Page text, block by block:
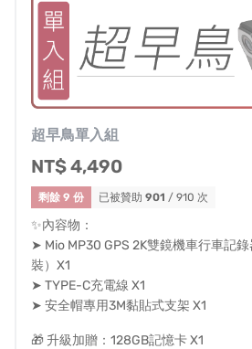
超早鳥單入組
NT$ 4,490
剩餘 9 份 已被贊助 901 / 910 次
✨內容物：
➤ Mio MP30 GPS 2K雙鏡機車行車記
裝）X1
➤ TYPE-C充電線 X1
➤ 安全帽專用3M黏貼式支架 X1
🎁 升級加贈：128GB記憶卡 X1